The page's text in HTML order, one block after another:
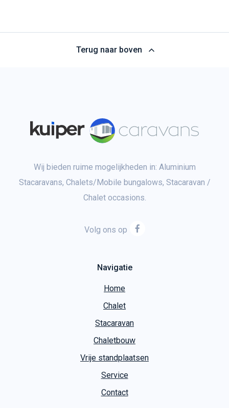
Terug naar boven
Wij bieden ruime mogelijkheden in: Aluminium
Stacaravans, Chalets/Mobile bungalows, Stacaravan /
Chalet occasions.
Volg ons op
Navigatie
Home
Chalet
Stacaravan
Chaletbouw
Vrije standplaatsen
Service
Contact